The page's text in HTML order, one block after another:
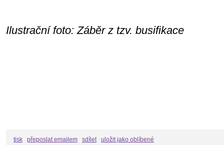
Ilustrační foto: Záběr z tzv. busifikace
tisk přeposlat emailem sdílet uložit jako oblíbené